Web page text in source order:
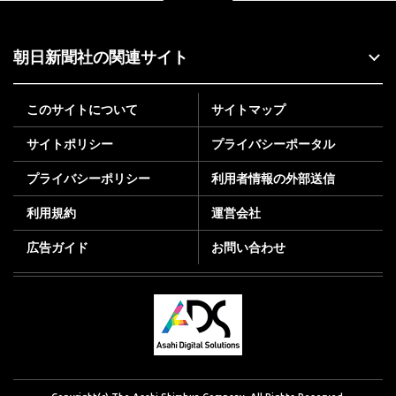
朝日新聞社の関連サイト
このサイトについて サイトマップ
サイトポリシー プライバシーポータル
プライバシーポリシー 利用者情報の外部送信
利用規約 運営会社
広告ガイド お問い合わせ